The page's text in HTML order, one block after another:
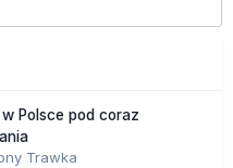
Polsce pod coraz
Trawka